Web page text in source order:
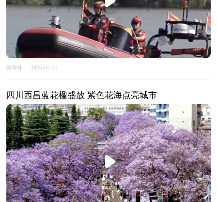
新华社 2026-05-13
四川西昌蓝花楹盛放 紫色花海点亮城市